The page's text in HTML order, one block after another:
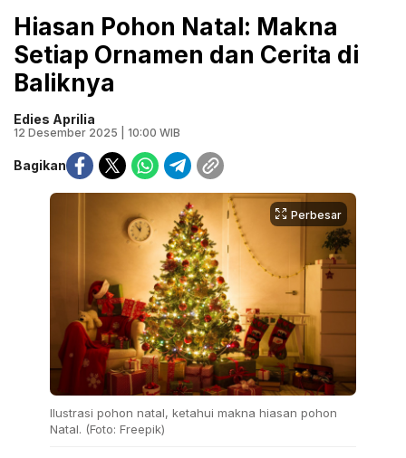
Hiasan Pohon Natal: Makna
Setiap Ornamen dan Cerita di
Baliknya
Edies Aprilia
12 Desember 2025 | 10:00 WIB
Bagikan
Perbesar
Ilustrasi pohon natal, ketahui makna hiasan pohon
Natal. (Foto: Freepik)